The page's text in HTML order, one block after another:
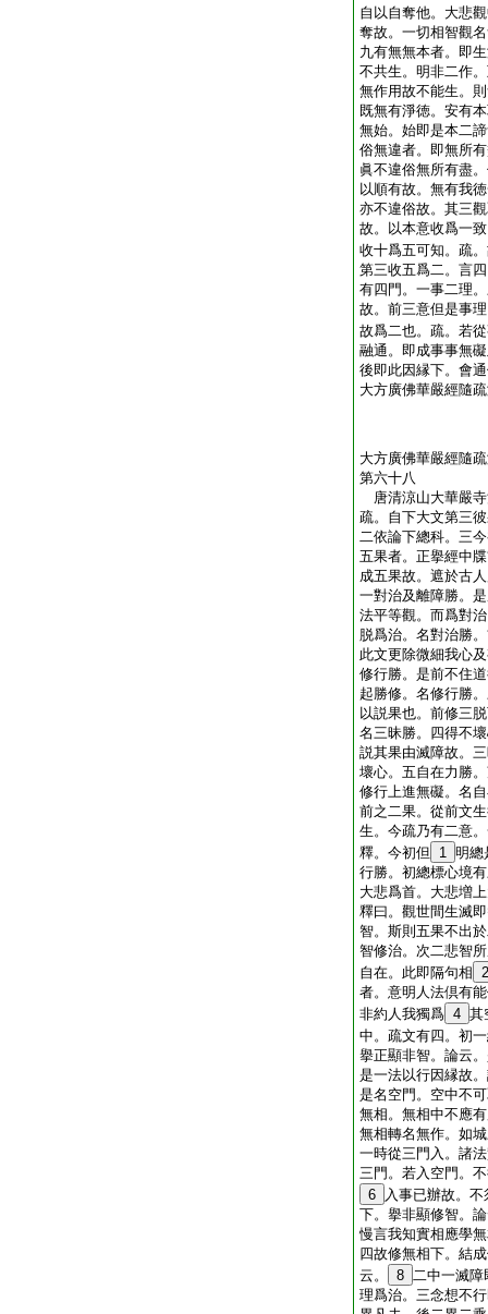
自以自奪他。大悲
奪故。一切相智觀
九有無無本者。即
不共生。明非二作
無作用故不能生。
既無有淨徳。安有
無始。始即是本二
俗無違者。即無所
眞不違俗無所有盡
以順有故。無有我
亦不違俗故。其三
故。以本意收爲一
收十爲五可知。疏
第三收五爲二。言
有四門。一事二理
故。前三意但是事
故爲二也。疏。若
融通。即成事事無
後即此因縁下。會
大方廣佛華嚴經隨
大方廣佛華嚴經隨
第六十八
唐清涼山大華嚴
疏。自下大文第三
二依論下總科。三
五果者。正擧經中
成五果故。遮於古
一對治及離障勝。
法平等觀。而爲對
脱爲治。名對治勝
此文更除微細我心
修行勝。是前不住
起勝修。名修行勝
以説果也。前修三
名三昧勝。四得不
説其果由滅障故。
壞心。五自在力勝
修行上進無礙。名
前之二果。從前文
生。今疏乃有二意
釋。今初但
1 明總
行勝。初總標心境
大悲爲首。大悲増
釋曰。觀世間生滅
智。斯則五果不出
智修治。次二悲智
自在。此即隔句相 2
者。意明人法倶有
非約人我獨爲 4 其
中。疏文有四。初
擧正顯非智。論云
是一法以行因縁故
是名空門。空中不
無相。無相中不應
無相轉名無作。如
一時從三門入。諸
三門。若入空門。
6
入事已辦故。
下。擧非顯修智。
慢言我知實相應學
四故修無相下。結
云。
8 二中一滅障
理爲治。三念想不